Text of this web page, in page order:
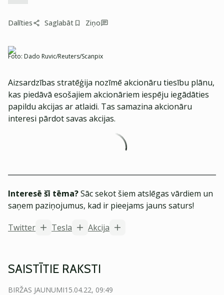
Dalīties Saglabāt Ziņo
Foto: Dado Ruvic/Reuters/Scanpix
Aizsardzības stratēģija nozīmē akcionāru tiesību plānu,
kas piedāvā esošajiem akcionāriem iespēju iegādāties
papildu akcijas ar atlaidi. Tas samazina akcionāru
interesi pārdot savas akcijas.
Interesē šī tēma?Sāc sekot šiem atslēgas vārdiem un
saņem paziņojumus, kad ir pieejams jauns saturs!
Twitter
Tesla Akcija
SAISTĪTIE RAKSTI
BIRŽAS JAUNUMI15.04.22, 09:49